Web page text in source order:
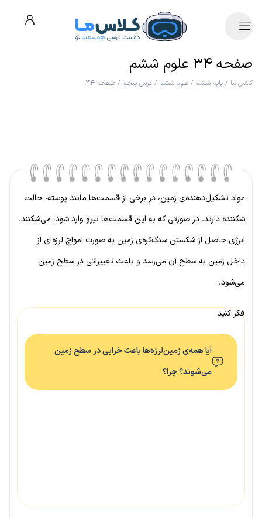
صفحه ۳۴ علوم ششم
کلاس ما / پایه ششم / علوم ششم / درس پنجم / صفحه ۳۴
مواد تشکیل‌دهنده‌ی زمین، در برخی از قسمت‌ها مانند پوسته، حالت
شکننده دارند. در صورتی که به این قسمت‌ها نیرو وارد شود، می‌شکنند.
انرژی حاصل از شکستن سنگ‌کره‌ی زمین به صورت امواج لرزه‌ای از
داخل زمین به سطح آن می‌رسد و باعث تغییراتی در سطح زمین
می‌شود.
فکر کنید
آیا همه‌ی زمین‌لرزه‌ها باعث خرابی در سطح زمین
می‌شوند؟ چرا؟